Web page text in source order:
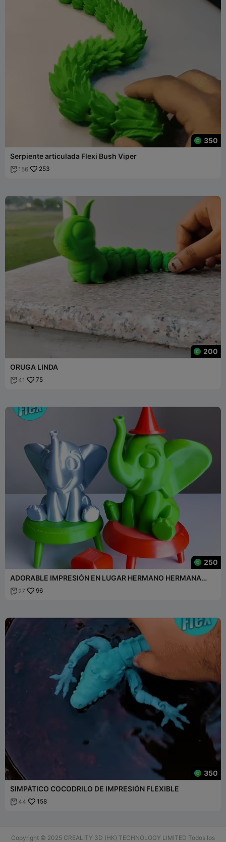
350
Serpiente articulada Flexi Bush Viper
 156 253
200
ORUGA LINDA
 41 75
250
ADORABLE IMPRESIÓN EN LUGAR HERMANO HERMANA
ELEFANTE JUGUETES
 27 96
350
SIMPÁTICO COCODRILO DE IMPRESIÓN FLEXIBLE
 44 158
Copyright © 2025 CREALITY 3D (HK) TECHNOLOGY LIMITED Todos los